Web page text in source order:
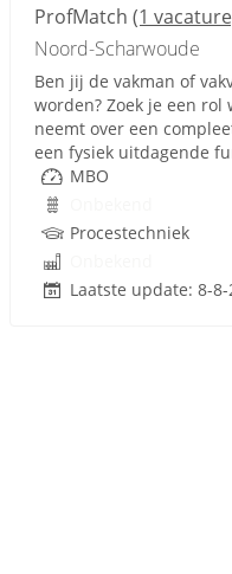
ProfMatch (1
Noord-Scharwoude
Ben jij de vakman of
worden? Zoek je een
neemt over een
een fysiek uitdagende
MBO
Procestechniek
Laatste update: 8-8-